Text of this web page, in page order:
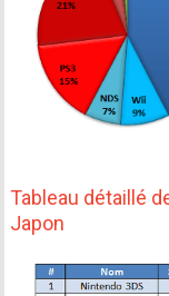
Tableau détaillé
Japon